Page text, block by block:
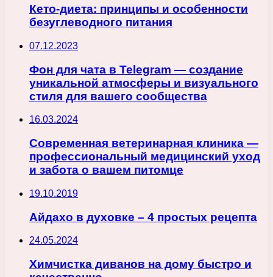
Кето-диета: принципы и особенности
безуглеводного питания
07.12.2023
Фон для чата в Telegram — создание
уникальной атмосферы и визуального
стиля для вашего сообщества
16.03.2024
Современная ветеринарная клиника —
профессиональный медицинский уход
и забота о вашем питомце
19.10.2019
Айдахо в духовке – 4 простых рецепта
24.05.2024
Химчистка диванов на дому быстро и